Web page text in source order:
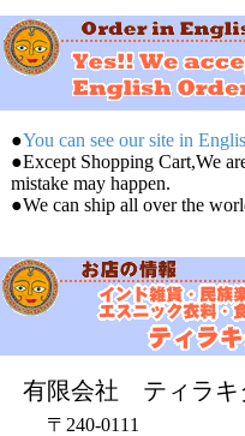
●You can see our site in
●Except Shopping Cart,We
mistake may happen.
●We can ship all over the
有限会社 ティラキ
〒240-0111